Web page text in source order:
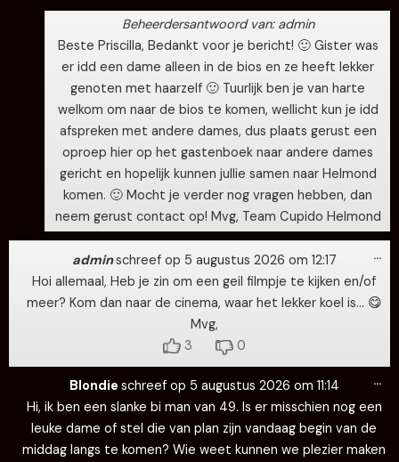
Beheerdersantwoord van: admin
Beste Priscilla, Bedankt voor je bericht! 🙂 Gister was
er idd een dame alleen in de bios en ze heeft lekker
genoten met haarzelf 🙂 Tuurlijk ben je van harte
welkom om naar de bios te komen, wellicht kun je idd
afspreken met andere dames, dus plaats gerust een
oproep hier op het gastenboek naar andere dames
gericht en hopelijk kunnen jullie samen naar Helmond
komen. 🙂 Mocht je verder nog vragen hebben, dan
neem gerust contact op! Mvg, Team Cupido Helmond
adminschreef op 5 augustus 2026 om 12:17
Hoi allemaal, Heb je zin om een geil filmpje te kijken en/of
meer? Kom dan naar de cinema, waar het lekker koel is… 😋
Mvg,
3
0
…
Blondie schreef op 5 augustus 2026 om 11:14
Hi, ik ben een slanke bi man van 49. Is er misschien nog een
leuke dame of stel die van plan zijn vandaag begin van de
middag langs te komen? Wie weet kunnen we plezier maken
…